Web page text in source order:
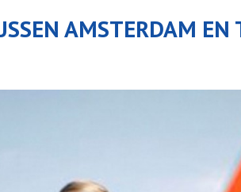
AMSTERDAM EN